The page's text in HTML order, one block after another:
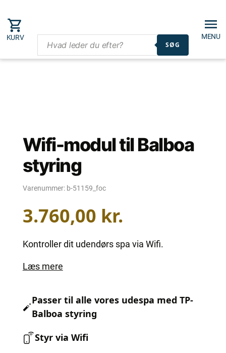
SØG
KURV MENU
Wifi-modul til Balboa
styring
Varenummer: b-51159_foc
3.760,00 kr.
Kontroller dit udendørs spa via Wifi.
Læs mere
Passer til alle vores udespa med TP-
Balboa styring
Styr via Wifi